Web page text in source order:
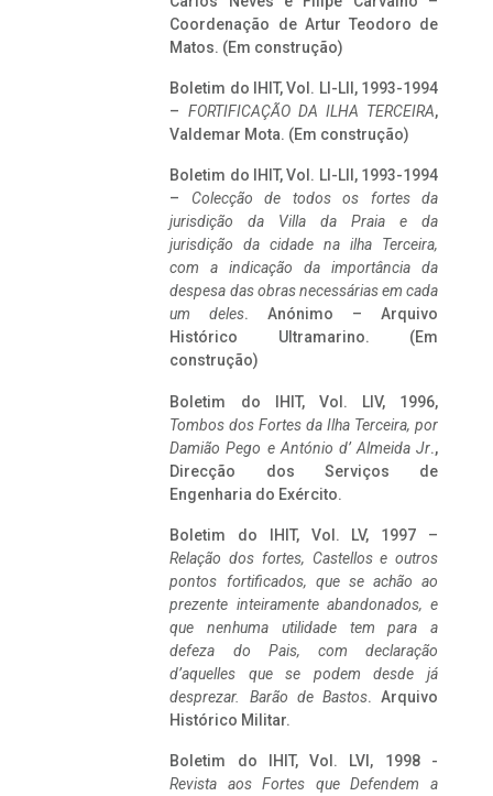
Coordenação de Artur Teodoro de
Matos. (Em construção)
Boletim do IHIT, Vol. LI-LII, 1993-1994
– FORTIFICAÇÃO DA ILHA TERCEIRA,
Valdemar Mota. (Em construção)
Boletim do IHIT, Vol. LI-LII, 1993-1994
– Colecção de todos os fortes da
jurisdição da Villa da Praia e da
jurisdição da cidade na ilha Terceira,
com a indicação da importância da
despesa das obras necessárias em cada
um deles. Anónimo – Arquivo
Histórico Ultramarino. (Em
construção)
Boletim do IHIT, Vol. LIV, 1996,
Tombos dos Fortes da Ilha Terceira, por
Damião Pego e António d’ Almeida Jr.,
Direcção dos Serviços de
Engenharia do Exército.
Boletim do IHIT, Vol. LV, 1997 –
Relação dos fortes, Castellos e outros
pontos fortificados, que se achão ao
prezente inteiramente abandonados, e
que nenhuma utilidade tem para a
defeza do Pais, com declaração
d’aquelles que se podem desde já
desprezar. Barão de Bastos. Arquivo
Histórico Militar.
Boletim do IHIT, Vol. LVI, 1998 -
Revista aos Fortes que Defendem a